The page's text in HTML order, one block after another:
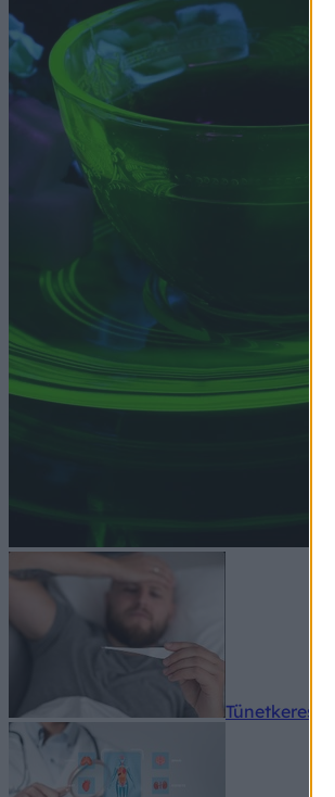
Tünetkereső